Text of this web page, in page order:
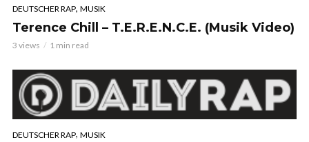
DEUTSCHER RAP, MUSIK
Terence Chill – T.E.R.E.N.C.E. (Musik Video)
3 views 1 min read
DEUTSCHER RAP, MUSIK